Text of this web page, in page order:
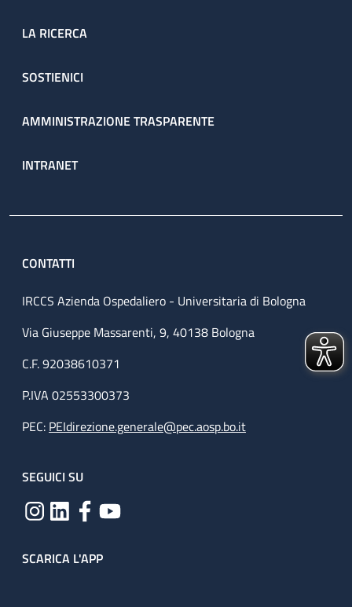
LA RICERCA
SOSTIENICI
AMMINISTRAZIONE TRASPARENTE
INTRANET
CONTATTI
IRCCS Azienda Ospedaliero - Universitaria di Bologna
Via Giuseppe Massarenti, 9, 40138 Bologna
C.F. 92038610371
P.IVA 02553300373
PEC: PEIdirezione.generale@pec.aosp.bo.it
SEGUICI SU
SCARICA L'APP